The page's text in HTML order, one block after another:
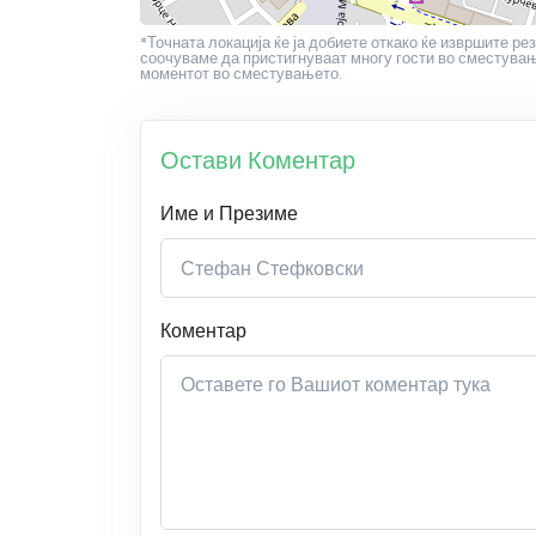
*Точната локација ќе ја добиете откако ќе извршите
соочуваме да пристигнуваат многу гости во
моментот во сместувањето.
Остави Коментар
Име и Презиме
Коментар